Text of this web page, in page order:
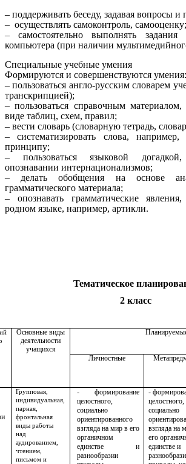
– поддерживать беседу, задавая вопросы и
– осуществлять самоконтроль, самооценку;
– самостоятельно выполнять задания
компьютера (при наличии
Специальные учебные умения
Формируются и совершенствуются умения:
– пользоваться англо-русским словарем
транскрипцией);
– пользоваться справочным
виде таблиц, схем, правил;
– вести словарь (словарную тетрадь,
– систематизировать слова, например,
принципу;
– пользоваться языковой
опознавании интернационализмов;
– делать обобщения на основе
грамматического материала;
– опознавать грамматические
родном языке, например, артикли.
Тематическое
2 класс
Основные виды
деятельности
учащихся
Личностные
Групповая,
индивидуальная,
парная,
фронтальная
виды работы
над
аудированием,
чтением,
письмом и
- формирование
целостного,
социально
ориентированного
взгляда на мир в его
органичном
единстве и
разнообразии
-
целостного,
социально
взгляда на
его
единстве и